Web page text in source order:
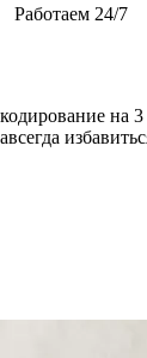
Работаем 24/7
на